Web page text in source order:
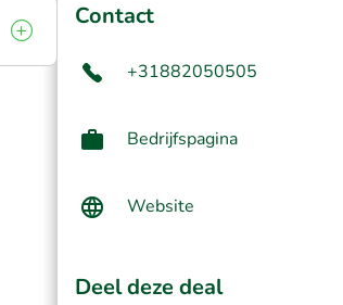
Contact
+31882050505
Bedrijfspagina
Website
Deel deze deal